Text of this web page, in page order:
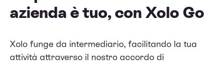
azienda è tuo, con Xolo Go
Xolo funge da intermediario, facilitando la tua
attività attraverso il nostro accordo di